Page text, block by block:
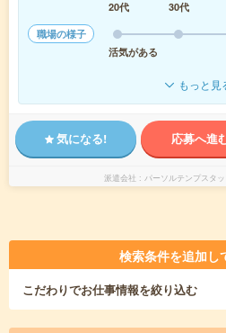
20代
30代
職場の様子
活気がある
もっと見
気になる! 応募へ進
派遣会社 パーソルテンプスタ
検索条件を追加し
こだわりでお仕事情報を絞り込む